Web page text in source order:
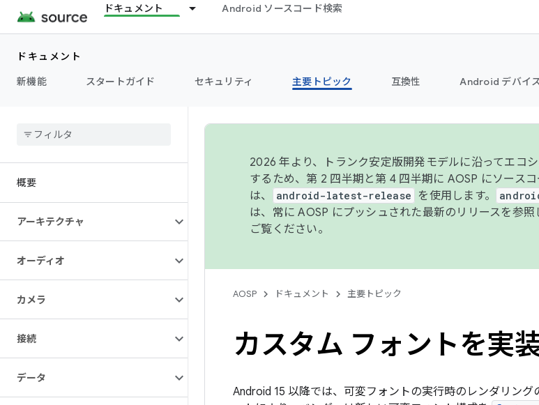
ドキュメント Android ソースコード検索
ドキュメント
新機能
スタートガイド セキュリティ 主要トピック 互換性 Android デバイ
概要
アーキテクチャ
オーディオ
カメラ
接続
データ
2026 年より、トランク安定版開発モデルに沿ってエコ
するため、第 2 四半期と第 4 四半期に AOSP にソース
は、
android-latest-release を使用します。
は、常に AOSP にプッシュされた最新のリリースを参照
ご覧ください。
AOSP ドキュメント 主要トピック
カスタム フォントを実
Android 15 以降では、可変フォントの実行時のレンダリン